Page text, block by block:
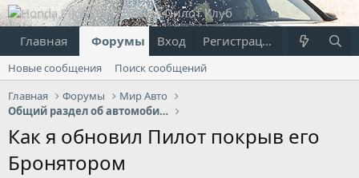
Главная Форумы Что нового?
Вход Регистрация
Новые сообщения
Поиск сообщений
Главная
Форумы
Мир Авто
Общий раздел об автомобилях
Как я обновил Пилот покрыв его
Бронятором